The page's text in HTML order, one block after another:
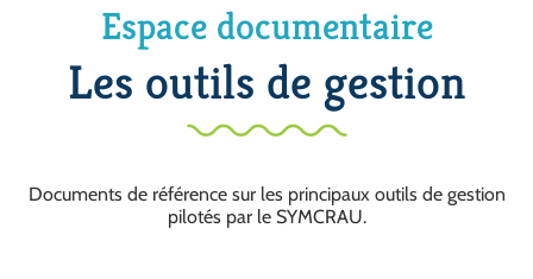
Espace documentaire
Les outils de gestion
Documents de référence sur les principaux outils de gestion
pilotés par le SYMCRAU.